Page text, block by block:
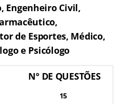
Engenheiro Civil,
de Esportes, Médico,
e Psicólogo
Nº DE QUESTÕES
15